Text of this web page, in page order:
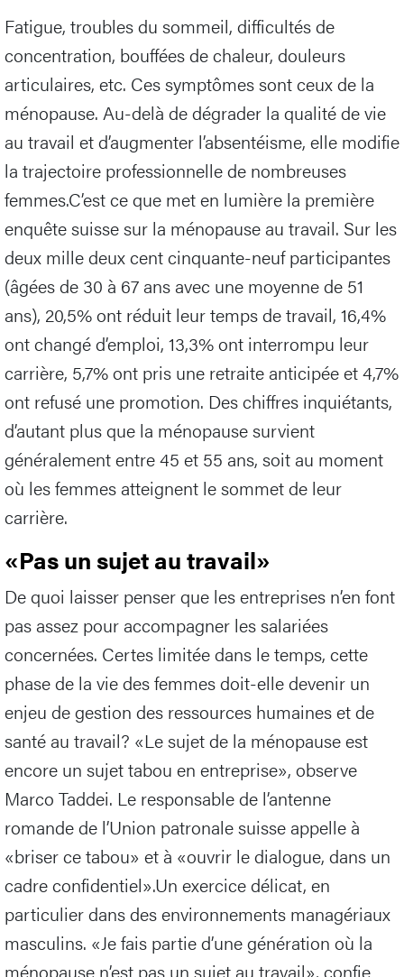
Fatigue, troubles du sommeil, difficultés de
concentration, bouffées de chaleur, douleurs
articulaires, etc. Ces symptômes sont ceux de la
ménopause. Au-delà de dégrader la qualité de vie
au travail et d’augmenter l’absentéisme, elle modifie
la trajectoire professionnelle de nombreuses
femmes.C’est ce que met en lumière la première
enquête suisse sur la ménopause au travail. Sur les
deux mille deux cent cinquante-neuf participantes
(âgées de 30 à 67 ans avec une moyenne de 51
ans), 20,5% ont réduit leur temps de travail, 16,4%
ont changé d’emploi, 13,3% ont interrompu leur
carrière, 5,7% ont pris une retraite anticipée et 4,7%
ont refusé une promotion. Des chiffres inquiétants,
d’autant plus que la ménopause survient
généralement entre 45 et 55 ans, soit au moment
où les femmes atteignent le sommet de leur
carrière.
«Pas un sujet au travail»
De quoi laisser penser que les entreprises n’en font
pas assez pour accompagner les salariées
concernées. Certes limitée dans le temps, cette
phase de la vie des femmes doit-elle devenir un
enjeu de gestion des ressources humaines et de
santé au travail? «Le sujet de la ménopause est
encore un sujet tabou en entreprise», observe
Marco Taddei. Le responsable de l’antenne
romande de l’Union patronale suisse appelle à
«briser ce tabou» et à «ouvrir le dialogue, dans un
cadre confidentiel».Un exercice délicat, en
particulier dans des environnements managériaux
masculins. «Je fais partie d’une génération où la
ménopause n’est pas un sujet au travail», confie